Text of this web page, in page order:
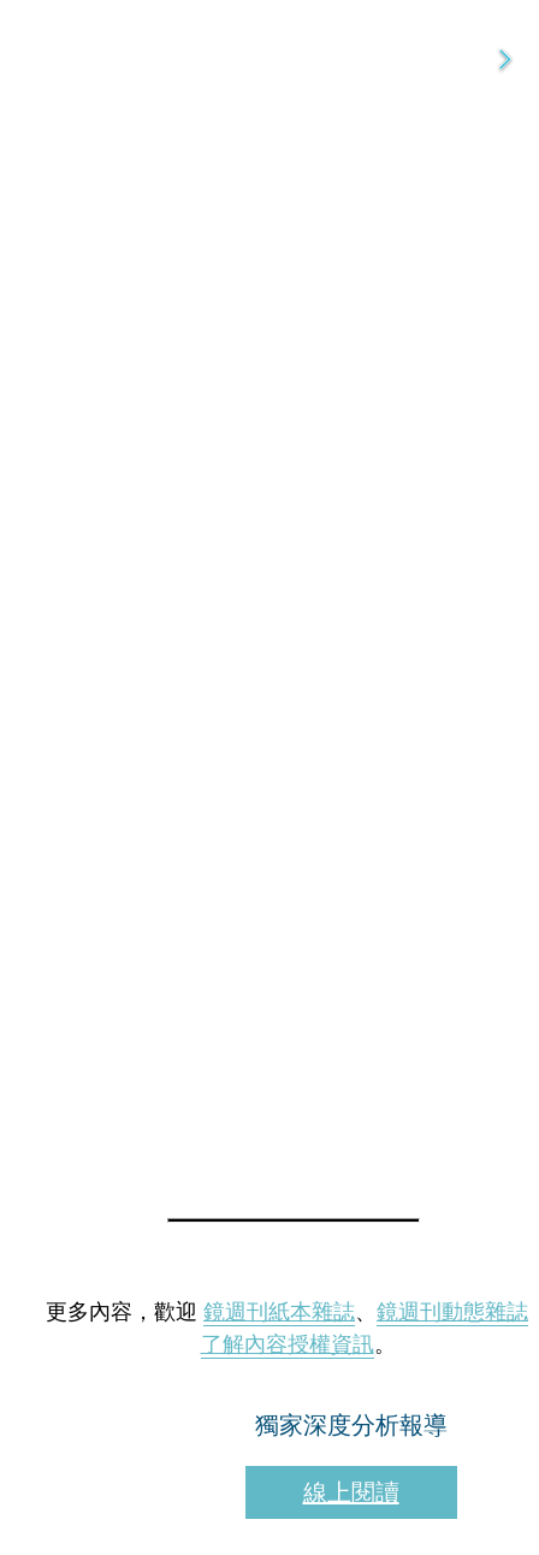
更多內容，歡迎 鏡週刊紙本雜誌、 鏡週刊動態雜誌
了解內容授權資訊。
獨家深度分析報導
線上閱讀